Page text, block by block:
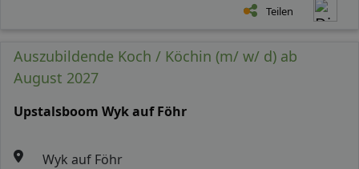
Teilen
Auszubildende Koch / Köchin (m/ w/ d) ab
August 2027
Upstalsboom Wyk auf Föhr
Wyk auf Föhr